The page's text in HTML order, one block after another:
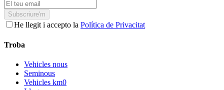
Subscriure'm
He llegit i accepto la Política de Privacitat
Troba
Vehicles nous
Seminous
Vehicles km0